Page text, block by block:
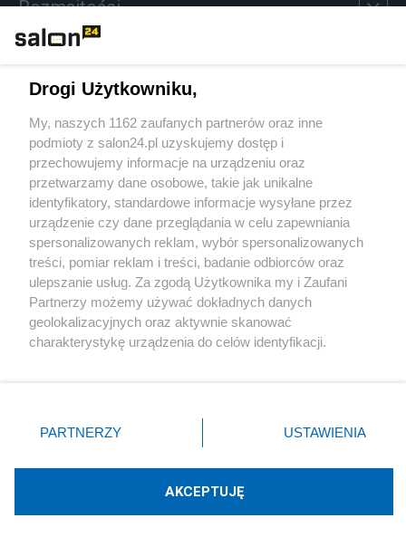
Rozmaitości
Sport
Społeczeństwo
Kultura
X Facebook Instagram Youtube
Technologię dostarcza:W3media.pl
Drogi Użytkowniku,
My, naszych 1162 zaufanych partnerów oraz inne
podmioty z salon24.pl uzyskujemy dostęp i
przechowujemy informacje na urządzeniu oraz
przetwarzamy dane osobowe, takie jak unikalne
identyfikatory, standardowe informacje wysyłane przez
urządzenie czy dane przeglądania w celu zapewniania
spersonalizowanych reklam, wybór spersonalizowanych
treści, pomiar reklam i treści, badanie odbiorców oraz
ulepszanie usług. Za zgodą Użytkownika my i Zaufani
Partnerzy możemy używać dokładnych danych
geolokalizacyjnych oraz aktywnie skanować
charakterystykę urządzenia do celów identyfikacji.
zmienić/wycofać klikając przycisk ustawień prywatności
znajdujący się w lewym dolnym rogu strony
rodzaje przetwarzania danych nie wymagają zgody
użytkownika, ale masz prawo sprzeciwić się takiemu
PARTNERZY USTAWIENIA
AKCEPTUJĘ